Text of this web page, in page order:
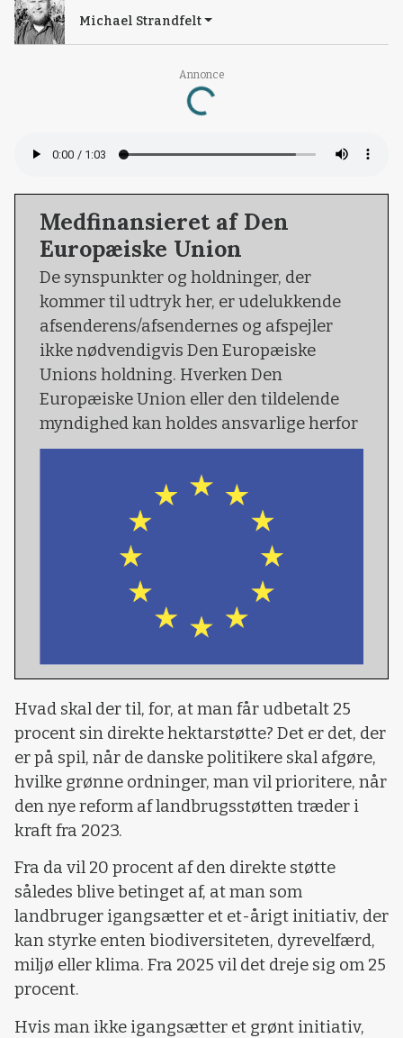
Annonce
Loading...
Michael Strandfelt
Medfinansieret af Den
Europæiske Union
De synspunkter og holdninger, der
kommer til udtryk her, er udelukkende
afsenderens/afsendernes og afspejler
ikke nødvendigvis Den Europæiske
Unions holdning. Hverken Den
Europæiske Union eller den tildelende
myndighed kan holdes ansvarlige herfor
Hvad skal der til, for, at man får udbetalt 25
procent sin direkte hektarstøtte? Det er det, der
er på spil, når de danske politikere skal afgøre,
hvilke grønne ordninger, man vil prioritere, når
den nye reform af landbrugsstøtten træder i
kraft fra 2023.
Fra da vil 20 procent af den direkte støtte
således blive betinget af, at man som
landbruger igangsætter et et-årigt initiativ, der
kan styrke enten biodiversiteten, dyrevelfærd,
miljø eller klima. Fra 2025 vil det dreje sig om 25
procent.
Hvis man ikke igangsætter et grønt initiativ,